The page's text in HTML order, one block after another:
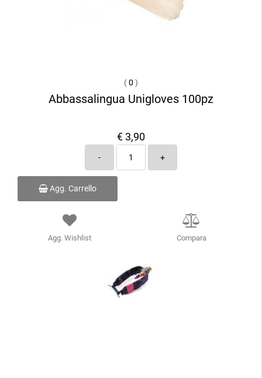
(0 )
Abbassalingua Unigloves 100pz
€ 3,90
Agg. Carrello
Agg. Wishlist Compara